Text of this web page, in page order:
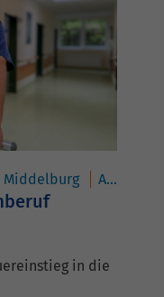
Middelburg AMEOS Klinikum Oldenburg
in die